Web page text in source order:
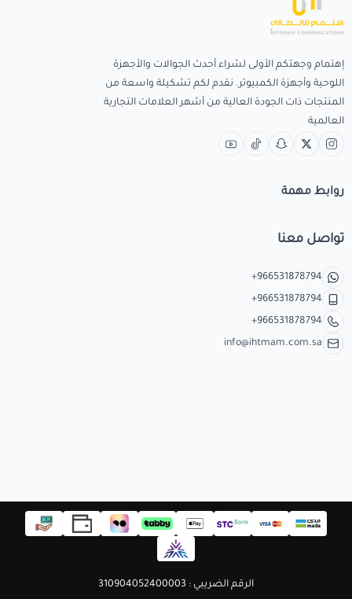
إهتمام وجهتكم الأولى لشراء أحدث الجوالات والأجهزة
اللوحية وأجهزة الكمبيوتر. نقدم لكم تشكيلة واسعة من
المنتجات ذات الجودة العالية من أشهر العلامات التجارية
العالمية
روابط مهمة
تواصل معنا
+966531878794
+966531878794
+966531878794
info@ihtmam.com.sa
الرقم الضريبي : 310904052400003